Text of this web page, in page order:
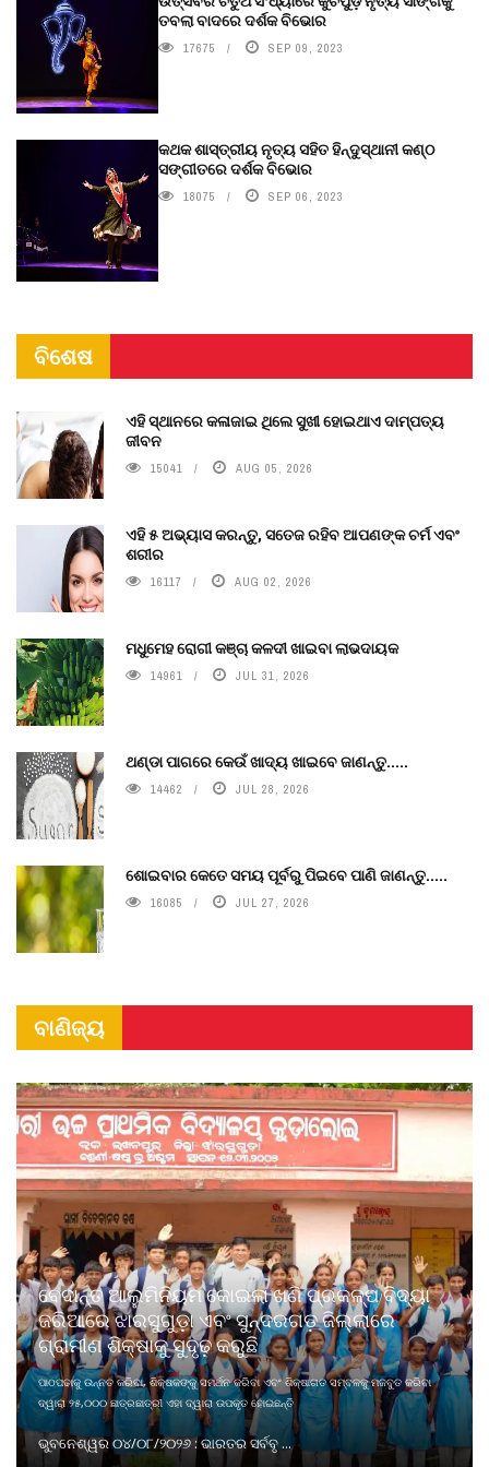
ତବଲା ବାଦରେ ଦର୍ଶକ ବିଭୋର
17675 SEP 09, 2023
କଥକ ଶାସ୍ତ୍ରୀୟ ନୃତ୍ୟ ସହିତ ହିନ୍ଦୁସ୍ଥାନୀ କଣ୍ଠ
ସଙ୍ଗୀତରେ ଦର୍ଶକ ବିଭୋର
18075 SEP 06, 2023
ବିଶେଷ
ଏହି ସ୍ଥାନରେ କଳାଜାଇ ଥିଲେ ସୁଖୀ ହୋଇଥାଏ ଦାମ୍ପତ୍ୟ
ଜୀବନ
15041 AUG 05, 2026
ଏହି ୫ ଅଭ୍ୟାସ କରନ୍ତୁ, ସତେଜ ରହିବ ଆପଣଙ୍କ ଚର୍ମ ଏବଂ
ଶରୀର
16117 AUG 02, 2026
ମଧୁମେହ ରୋଗୀ କଞ୍ଚା କଳଦୀ ଖାଇବା ଲାଭଦାୟକ
14961 JUL 31, 2026
ଥଣ୍ଡା ପାଗରେ କେଉଁ ଖାଦ୍ୟ ଖାଇବେ ଜାଣନ୍ତୁ.....
14462 JUL 28, 2026
ଶୋଇବାର କେତେ ସମୟ ପୂର୍ବରୁ ପିଇବେ ପାଣି ଜାଣନ୍ତୁ.....
16085 JUL 27, 2026
ବାଣିଜ୍ୟ
ବେଦାନ୍ତ ଆଲୁମିନିୟମ କୋଇଲା ଖଣି ପ୍ରକଳ୍ପ ବିଦ୍ୟା
ଜରିଆରେ ଝାରସୁଗୁଡ଼ା ଏବଂ ସୁନ୍ଦରଗଡ଼ ଜିଲ୍ଲାରେ
ଗ୍ରାମୀଣ ଶିକ୍ଷାକୁ ସୁଦୃଢ଼ କରୁଛି
ପାଠପଢାକୁ ଉନ୍ନତ କରିବା, ଶିକ୍ଷକଙ୍କୁ ସମର୍ଥନ କରିବା ଏବଂ ଶିକ୍ଷାଗତ ସମ୍ବଳକୁ ମଜବୁତ କରିବା
ଦ୍ୱାରା ୨୫,୦୦୦ ଛାତ୍ରଛାତ୍ରୀ ଏହା ଦ୍ୱାରା ଉପକୃତ ହୋଇଛନ୍ତି
ଭୁବନେଶ୍ୱର ୦୪/୦୮/୨୦୨୬ : ଭାରତର ସର୍ବବୃ ...